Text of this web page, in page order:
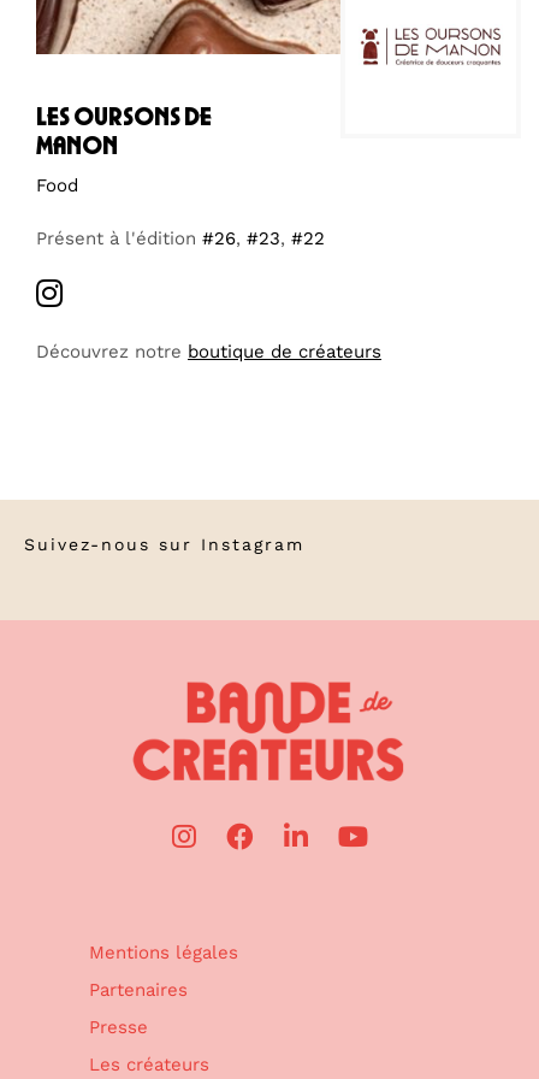
les oursons de
manon
Food
Présent à l'édition #26, #23, #22
Découvrez notre boutique de créateurs
Suivez-nous sur Instagram
Mentions légales
Partenaires
Presse
Les créateurs